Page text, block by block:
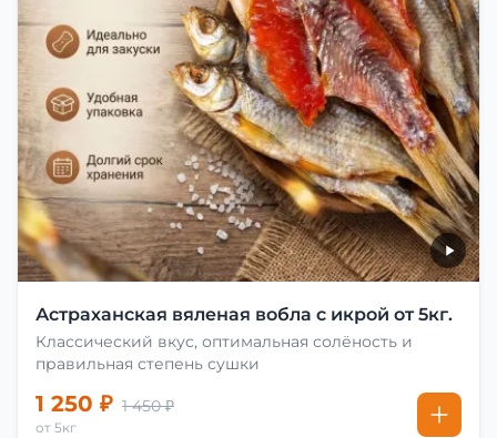
Астраханская вяленая вобла с икрой от 5кг.
Классический вкус, оптимальная солёность и
правильная степень сушки
1 250 ₽ 1 450 ₽
от 5кг